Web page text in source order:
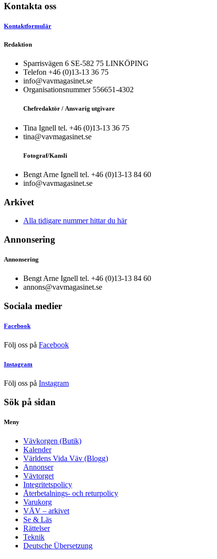
Kontakta oss
Kontaktformulär
Redaktion
Sparrisvägen 6 SE-582 75 LINKÖPING
Telefon +46 (0)13-13 36 75
info@vavmagasinet.se
Organisationsnummer 556651-4302
Chefredaktör / Ansvarig utgivare
Tina Ignell tel. +46 (0)13-13 36 75
tina@vavmagasinet.se
Fotograf/Kansli
Bengt Arne Ignell tel. +46 (0)13-13 84 60
info@vavmagasinet.se
Arkivet
Alla tidigare nummer hittar du här
Annonsering
Annonsering
Bengt Arne Ignell tel. +46 (0)13-13 84 60
annons@vavmagasinet.se
Sociala medier
Facebook
Följ oss på Facebook
Instagram
Följ oss på Instagram
Sök på sidan
Meny
Vävkorgen (Butik)
Kalender
Världens Vida Väv (Blogg)
Annonser
Vävtorget
Integritetspolicy
Återbetalnings- och returpolicy
Varukorg
VÄV – arkivet
Se & Läs
Rättelser
Teknik
Deutsche Übersetzung